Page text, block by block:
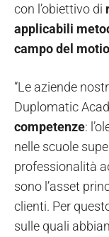
con l’obiettivo di
applicabili
campo del
“Le aziende
Duplomatic
competenze:
nelle scuole
professionalità
sono l’asset
clienti. Per
sulle quali